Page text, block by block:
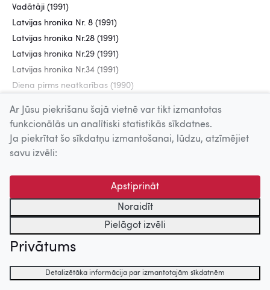
Vadātāji (1991)
Latvijas hronika Nr. 8 (1991)
Latvijas hronika Nr.28 (1991)
Latvijas hronika Nr.29 (1991)
Latvijas hronika Nr.34 (1991)
Diena pirms neatkarības (1990)
centrs. Sadarbības partneris: Latvijas Valsts
kinofotofonodokumentu arhīvs.
Ar Jūsu piekrišanu šajā vietnē var tikt izmantotas
funkcionālās un analītiski statistikās sīkdatnes.
Ja piekrītat šo sīkdatņu izmantošanai, lūdzu, atzīmējiet
savu izvēli:
Apstiprināt
Noraidīt
Pielāgot izvēli
Privātums
Detalizētāka informācija par izmantotajām sīkdatnēm